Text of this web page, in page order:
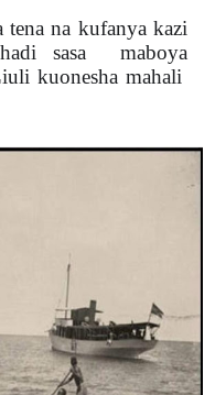
na kufanya kazi
sasa maboya
kuonesha mahali